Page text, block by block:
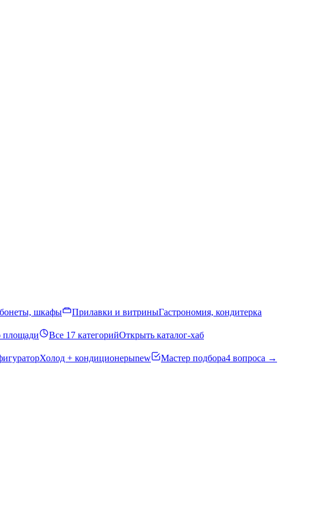
шкафы Прилавки и витриныГастрономия, кондитерка
площади Все 17 категорийОткрыть каталог-хаб
Холод + кондиционерыnew Мастер подбора4 вопроса →